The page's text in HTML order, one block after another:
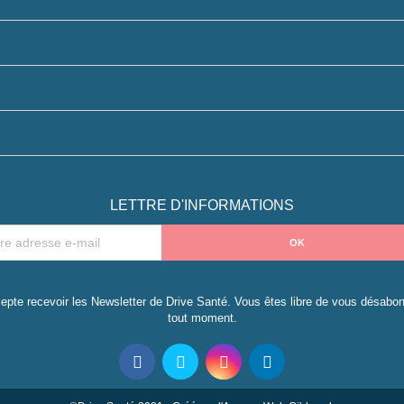
LETTRE D'INFORMATIONS
recevoir les Newsletter de Drive Santé. Vous êtes libre de vous
tout moment.